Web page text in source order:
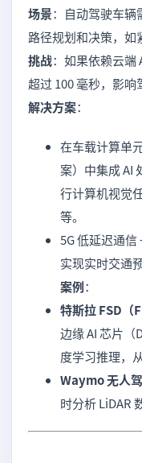
场景：自动驾驶车辆
路径规划和决策，如
挑战：如果依赖云端
超过 100 毫秒，影响
解决方案：
在车载计算单
案）中集成 AI
行计算机视觉
等。
5G 低延迟通
实现实时交通
案例：
特斯拉 FSD
边缘 AI 芯片（
度学习推理，
Waymo 无人
时分析 LiDAR